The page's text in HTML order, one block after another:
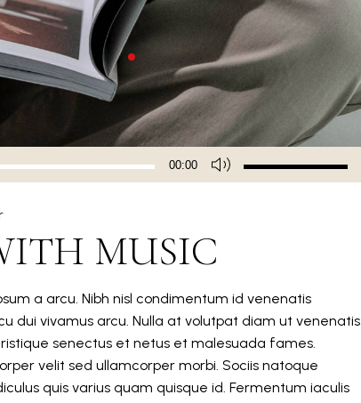
00:00
i
aumentare
o
diminuire
MUSIC
a arcu. Nibh nisl condimentum id venenatis
dui vivamus arcu. Nulla at volutpat diam ut venenatis
senectus et netus et malesuada fames.
velit sed ullamcorper morbi. Sociis natoque
quis varius quam quisque id. Fermentum iaculis